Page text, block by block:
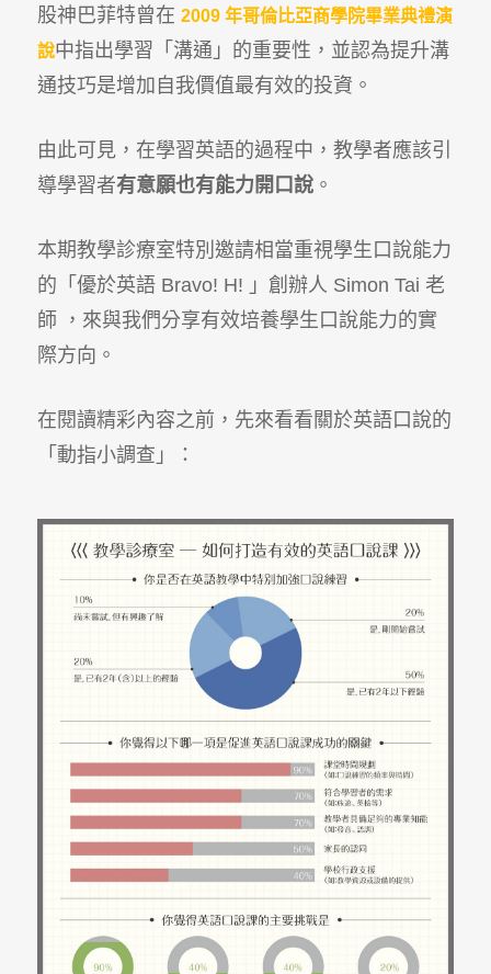
股神巴菲特曾在 2009 年哥倫比亞商學院畢業典禮演
說中指出學習「溝通」的重要性，並認為提升溝
通技巧是增加自我價值最有效的投資。
由此可見，在學習英語的過程中，教學者應該引
導學習者有意願也有能力開口說。
本期教學診療室特別邀請相當重視學生口說能力
的「優於英語 Bravo! H! 」創辦人 Simon Tai 老
師 ，來與我們分享有效培養學生口說能力的實
際方向。
在閱讀精彩內容之前，先來看看關於英語口說的
「動指小調查」：